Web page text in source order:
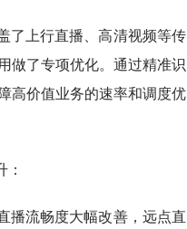
了上行直播、高清视频等传
做了专项优化。通过精准识
高价值业务的速率和调度优
播流畅度大幅改善，远点直